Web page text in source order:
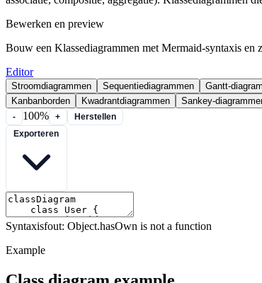
Bewerken en preview
Bouw een Klassediagrammen met Mermaid-syntaxis en
Editor
Stroomdiagrammen Sequentiediagrammen Gantt-
Kanbanborden
Kwadrantdiagrammen Sankey-
- 100% +
Herstellen
Syntaxisfout: Object.hasOwn is not a function
Example